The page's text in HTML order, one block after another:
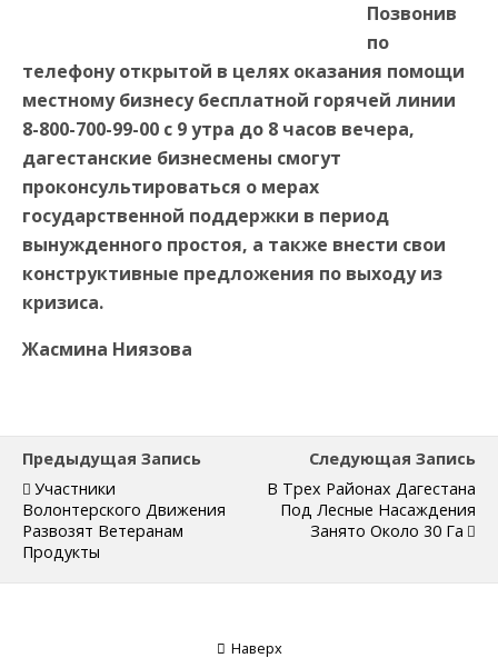
Позвонив
по
телефону открытой в целях оказания помощи
местному бизнесу бесплатной горячей линии
8-800-700-99-00 с 9 утра до 8 часов вечера,
дагестанские бизнесмены смогут
проконсультироваться о мерах
государственной поддержки в период
вынужденного простоя, а также внести свои
конструктивные предложения по выходу из
кризиса.
Жасмина Ниязова
Предыдущая Запись
Участники
Волонтерского Движения
Развозят Ветеранам
Продукты
Следующая Запись
В Трех Районах Дагестана
Под Лесные Насаждения
Занято Около 30 Га
Наверх